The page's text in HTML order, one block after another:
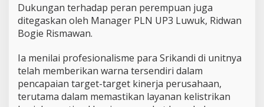
Dukungan terhadap peran perempuan juga
ditegaskan oleh Manager PLN UP3 Luwuk, Ridwan
Bogie Rismawan.
Ia menilai profesionalisme para Srikandi di unitnya
telah memberikan warna tersendiri dalam
pencapaian target-target kinerja perusahaan,
terutama dalam memastikan layanan kelistrikan